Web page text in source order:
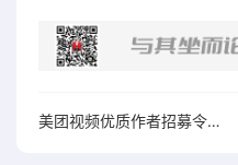
美团视频优质作者招募令：若水计划 · 作者招募